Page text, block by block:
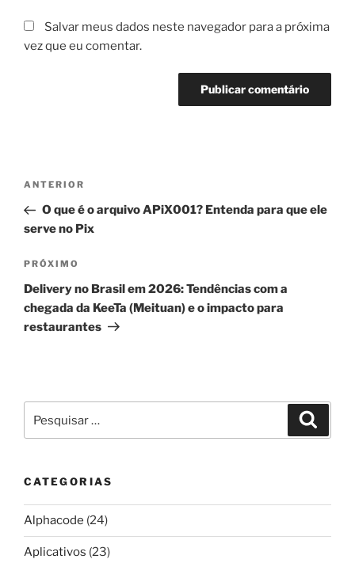
Salvar meus dados neste navegador para a próxima
vez que eu comentar.
Navegação
Post
Post
anterior
ANTERIOR
O que é o arquivo APiX001? Entenda para que ele
serve no Pix
Próximo
post
PRÓXIMO
Delivery no Brasil em 2026: Tendências com a
chegada da KeeTa (Meituan) e o impacto para
restaurantes
por:
CATEGORIAS
Alphacode (24)
Aplicativos (23)